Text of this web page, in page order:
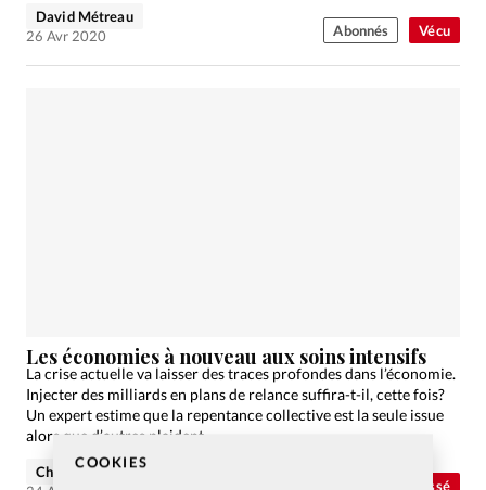
COOKIES
Vécu
David Métreau
26 Avr 2020
Abonnés
Non classé
Les économies à nouveau aux soins intensifs
La crise actuelle va laisser des traces profondes dans l’économie.
Injecter des milliards en plans de relance suffira-t-il, cette fois?
Un expert estime que la repentance collective est la seule issue
alors que d’autres plaident…
Christian Willi